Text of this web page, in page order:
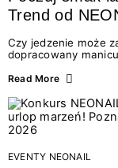
Trend od
nowych lodów
Czy jedzenie może
dopracowany
świata beauty i
zmysłami: przez
orzeźwiający zapach
NEONAIL łączy siły
na styku jedzenia i
Read More
EVENTY NEONAIL